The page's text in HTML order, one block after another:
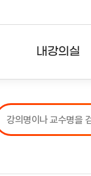
내강의실
강의리스트
수강확인증강의